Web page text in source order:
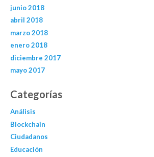
junio 2018
abril 2018
marzo 2018
enero 2018
diciembre 2017
mayo 2017
Categorías
Análisis
Blockchain
Ciudadanos
Educación